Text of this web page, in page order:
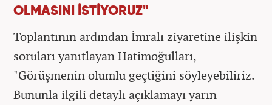
OLMASINI İSTİYORUZ"
Toplantının ardından İmralı ziyaretine ilişkin
soruları yanıtlayan Hatimoğulları,
"Görüşmenin olumlu geçtiğini söyleyebiliriz.
Bununla ilgili detaylı açıklamayı yarın